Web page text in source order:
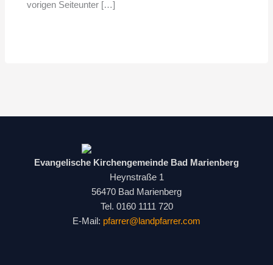
vorigen Seiteunter […]
Evangelische Kirchengemeinde Bad Marienberg
Heynstraße 1
56470 Bad Marienberg
Tel. 0160 1111 720
E-Mail: pfarrer@landpfarrer.com